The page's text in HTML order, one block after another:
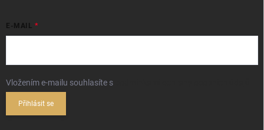
E-MAIL
Vložením e-mailu souhlasíte s
Přihlásit se